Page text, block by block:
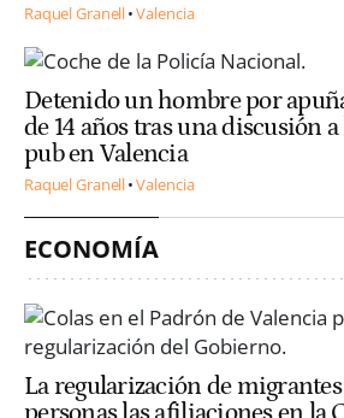
Raquel Granell Valencia
Detenido un hombre por
de 14 años tras una discusión
pub en Valencia
Raquel Granell Valencia
ECONOMÍA
La regularización de